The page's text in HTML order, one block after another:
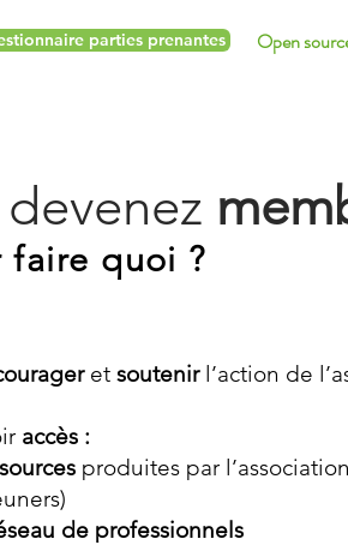
parties prenantes Open
faire quoi ?
et soutenirl’action de
accès :
produites par
de professionnels